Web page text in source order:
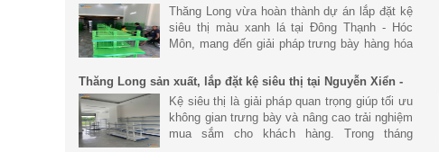
- Hóc Môn
Thăng Long vừa hoàn thành dự án lắp đặt kệ
siêu thị màu xanh lá tại Đông Thạnh - Hóc
Môn, mang đến giải pháp trưng bày hàng hóa
doanh. Với hệ thống kệ siêu
Thăng Long sản xuất, lắp đặt kệ siêu thị tại Nguyễn Xiển -
Hà Nội
Kệ siêu thị là giải pháp quan trọng giúp tối ưu
không gian trưng bày và nâng cao trải nghiệm
mua sắm cho khách hàng. Trong tháng